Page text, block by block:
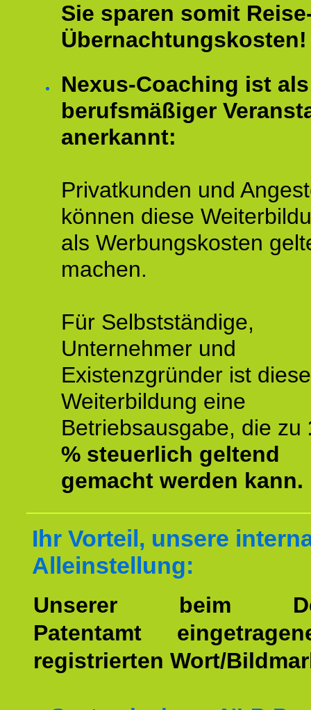
Sie sparen somit
Übernachtungskosten!
Nexus-Coaching ist als
berufsmäßiger
anerkannt:
Privatkunden und
können diese
als Werbungskosten
machen.
Für Selbstständige,
Unternehmer und
Existenzgründer ist diese
Weiterbildung eine
Betriebsausgabe, die zu
% steuerlich geltend
gemacht werden kann.
Ihr Vorteil, unsere
Alleinstellung:
Unserer beim
Patentamt
registrierten Wort/